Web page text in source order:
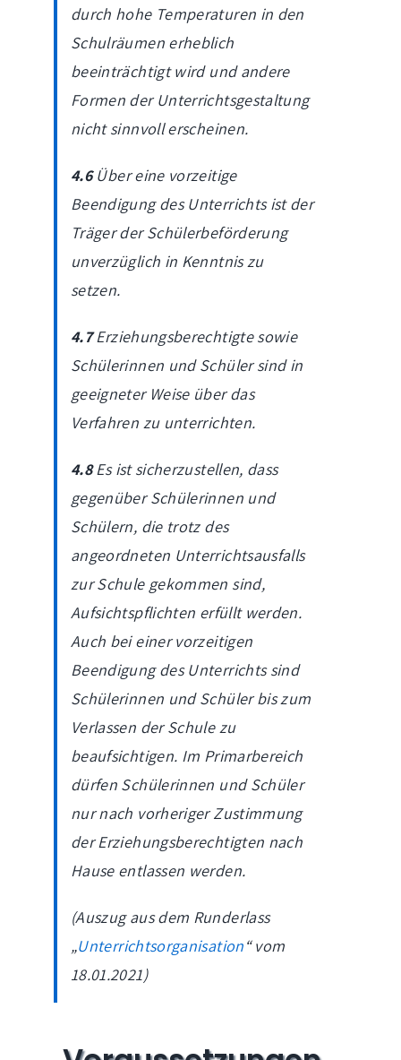
durch hohe Temperaturen in den
Schulräumen erheblich
beeinträchtigt wird und andere
Formen der Unterrichtsgestaltung
nicht sinnvoll erscheinen.
4.6Über eine vorzeitige
Beendigung des Unterrichts ist der
Träger der Schülerbeförderung
unverzüglich in Kenntnis zu
setzen.
4.7Erziehungsberechtigte sowie
Schülerinnen und Schüler sind in
geeigneter Weise über das
Verfahren zu unterrichten.
4.8Es ist sicherzustellen, dass
gegenüber Schülerinnen und
Schülern, die trotz des
angeordneten Unterrichtsausfalls
zur Schule gekommen sind,
Aufsichtspflichten erfüllt werden.
Auch bei einer vorzeitigen
Beendigung des Unterrichts sind
Schülerinnen und Schüler bis zum
Verlassen der Schule zu
beaufsichtigen. Im Primarbereich
dürfen Schülerinnen und Schüler
nur nach vorheriger Zustimmung
der Erziehungsberechtigten nach
Hause entlassen werden.
(Auszug aus dem Runderlass
„Unterrichtsorganisation“ vom
18.01.2021)